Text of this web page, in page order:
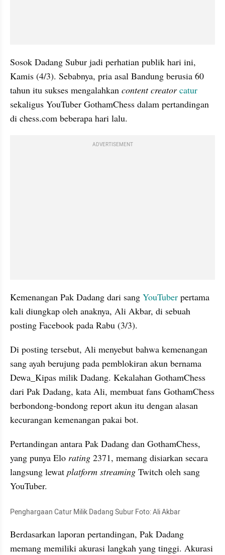
Sosok Dadang Subur jadi perhatian publik hari ini,
Kamis (4/3). Sebabnya, pria asal Bandung berusia 60
tahun itu sukses mengalahkan content creator catur
sekaligus YouTuber GothamChess dalam pertandingan
di chess.com beberapa hari lalu.
ADVERTISEMENT
Kemenangan Pak Dadang dari sang YouTuber pertama
kali diungkap oleh anaknya, Ali Akbar, di sebuah
posting Facebook pada Rabu (3/3).
Di posting tersebut, Ali menyebut bahwa kemenangan
sang ayah berujung pada pemblokiran akun bernama
Dewa_Kipas milik Dadang. Kekalahan GothamChess
dari Pak Dadang, kata Ali, membuat fans GothamChess
berbondong-bondong report akun itu dengan alasan
kecurangan kemenangan pakai bot.
Pertandingan antara Pak Dadang dan GothamChess,
yang punya Elo rating 2371, memang disiarkan secara
langsung lewat platform streaming Twitch oleh sang
YouTuber.
Penghargaan Catur Milik Dadang Subur Foto: Ali Akbar
Berdasarkan laporan pertandingan, Pak Dadang
memang memiliki akurasi langkah yang tinggi. Akurasi